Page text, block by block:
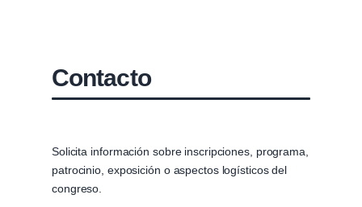
Contacto
Solicita información sobre inscripciones, programa,
patrocinio, exposición o aspectos logísticos del
congreso.